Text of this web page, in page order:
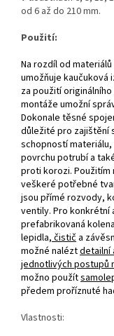
od 6 až do 210 mm.
Použití:
Na rozdíl od
umožňuje
za použití originálního
montáže umožní
Dokonale těsné
důležité pro zajištění
schopností
povrchu potrubí a
proti korozi.
veškeré potřebné
jsou přímé rozvody,
ventily. Pro konkrétní
prefabrikovaná
lepidla, čistič a
možné naléztdetailní
jednotlivých postupů
možno použít
předem proříznuté
Vlastnosti: